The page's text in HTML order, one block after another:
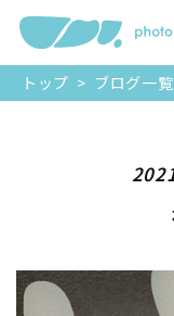
トップ > ブログ一覧